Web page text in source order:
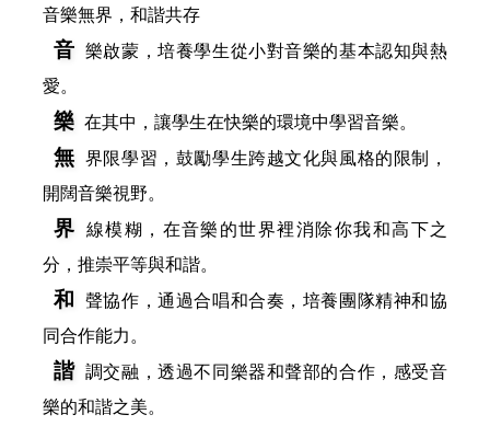
音樂無界，和諧共存
音 樂啟蒙，培養學生從小對音樂的基本認知與熱
愛。
樂 在其中，讓學生在快樂的環境中學習音樂。
無 界限學習，鼓勵學生跨越文化與風格的限制，
開闊音樂視野。
界 線模糊，在音樂的世界裡消除你我和高下之
分，推崇平等與和諧。
和 聲協作，通過合唱和合奏，培養團隊精神和協
同合作能力。
諧 調交融，透過不同樂器和聲部的合作，感受音
樂的和諧之美。